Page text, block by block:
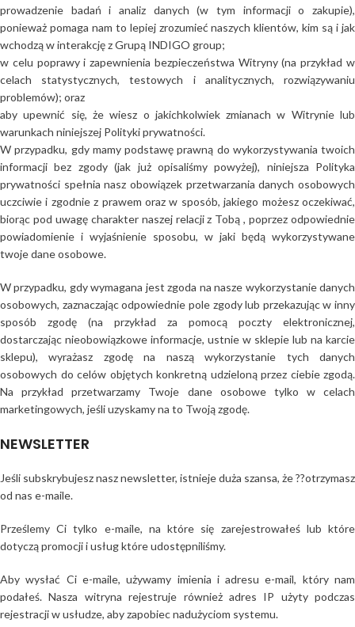
prowadzenie badań i analiz danych (w tym informacji o zakupie),
ponieważ pomaga nam to lepiej zrozumieć naszych klientów, kim są i jak
wchodzą w interakcję z Grupą INDIGO group;
w celu poprawy i zapewnienia bezpieczeństwa Witryny (na przykład w
celach statystycznych, testowych i analitycznych, rozwiązywaniu
problemów); oraz
aby upewnić się, że wiesz o jakichkolwiek zmianach w Witrynie lub
warunkach niniejszej Polityki prywatności.
W przypadku, gdy mamy podstawę prawną do wykorzystywania twoich
informacji bez zgody (jak już opisaliśmy powyżej), niniejsza Polityka
prywatności spełnia nasz obowiązek przetwarzania danych osobowych
uczciwie i zgodnie z prawem oraz w sposób, jakiego możesz oczekiwać,
biorąc pod uwagę charakter naszej relacji z Tobą , poprzez odpowiednie
powiadomienie i wyjaśnienie sposobu, w jaki będą wykorzystywane
twoje dane osobowe.
W przypadku, gdy wymagana jest zgoda na nasze wykorzystanie danych
osobowych, zaznaczając odpowiednie pole zgody lub przekazując w inny
sposób zgodę (na przykład za pomocą poczty elektronicznej,
dostarczając nieobowiązkowe informacje, ustnie w sklepie lub na karcie
sklepu), wyrażasz zgodę na naszą wykorzystanie tych danych
osobowych do celów objętych konkretną udzieloną przez ciebie zgodą.
Na przykład przetwarzamy Twoje dane osobowe tylko w celach
marketingowych, jeśli uzyskamy na to Twoją zgodę.
NEWSLETTER
Jeśli subskrybujesz nasz newsletter, istnieje duża szansa, że ??otrzymasz
od nas e-maile.
Prześlemy Ci tylko e-maile, na które się zarejestrowałeś lub które
dotyczą promocji i usług które udostępniliśmy.
Aby wysłać Ci e-maile, używamy imienia i adresu e-mail, który nam
podałeś. Nasza witryna rejestruje również adres IP użyty podczas
rejestracji w usłudze, aby zapobiec nadużyciom systemu.